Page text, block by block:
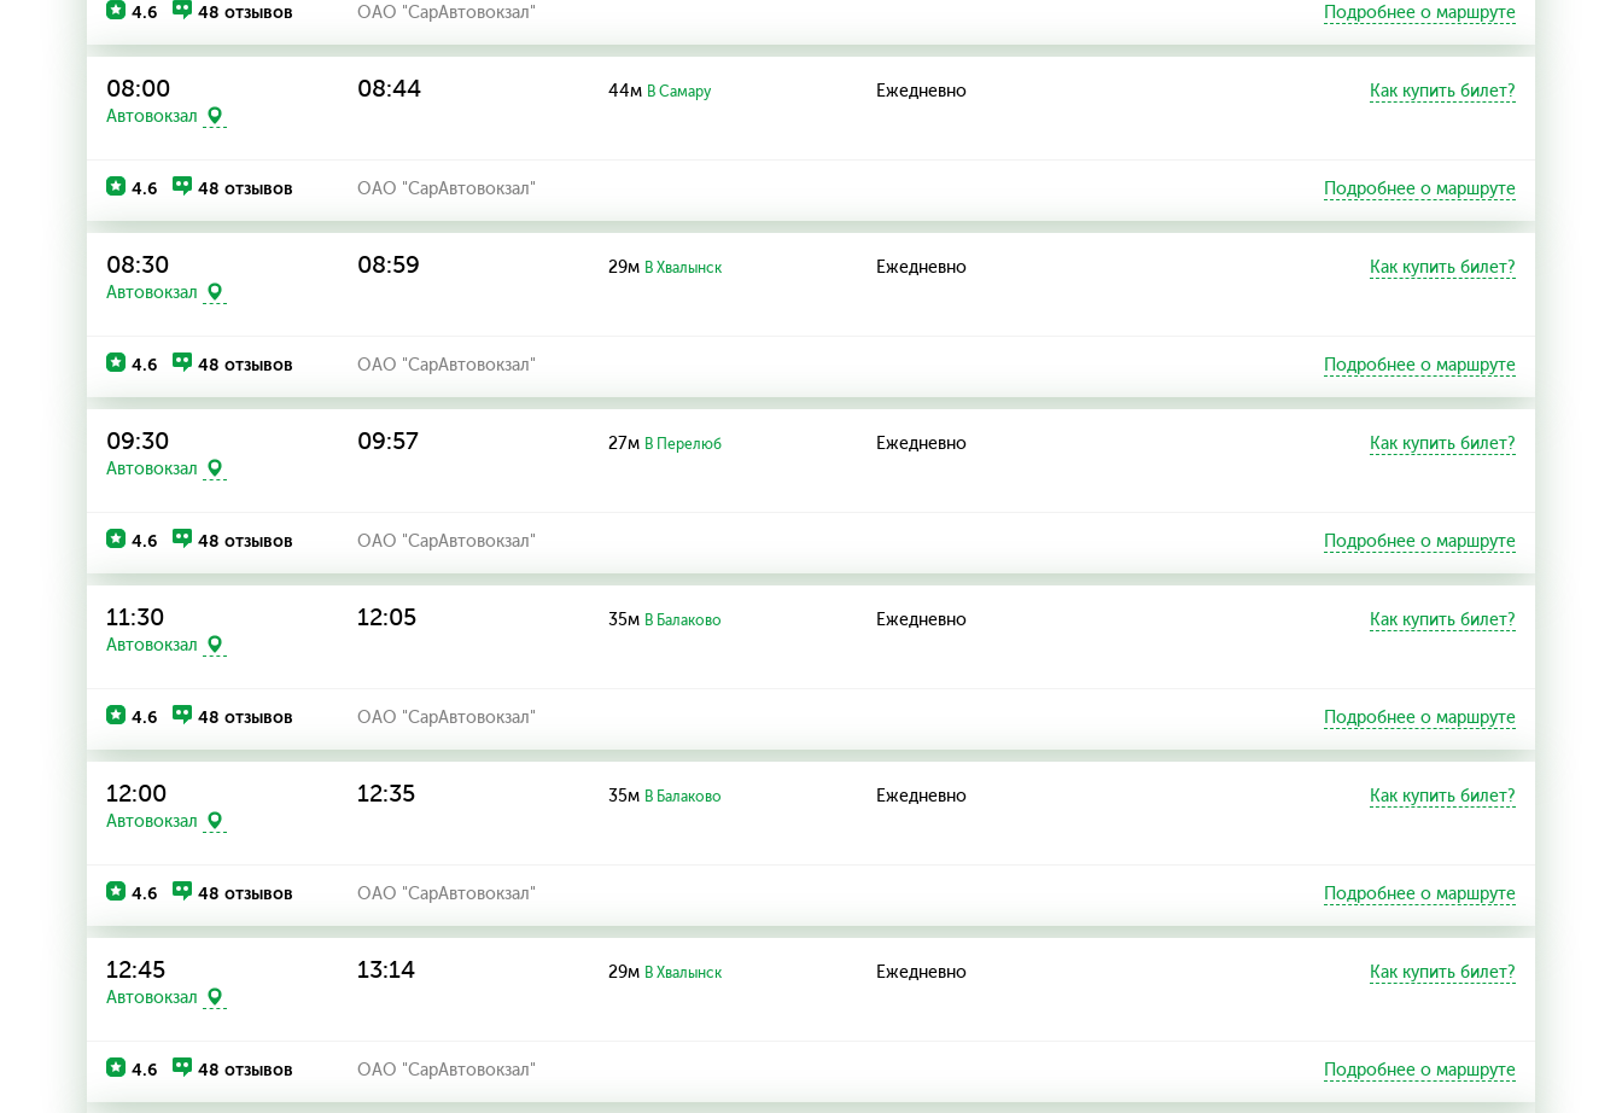
4.6 48 отзывов ОАО "СарАвтовокзал" Подробнее о маршруте
08:00
Автовокзал
08:44 44м В Самару Ежедневно Как купить билет?
4.6 48 отзывов ОАО "СарАвтовокзал" Подробнее о маршруте
08:30
Автовокзал
08:59 29м В Хвалынск Ежедневно Как купить билет?
4.6 48 отзывов ОАО "СарАвтовокзал" Подробнее о маршруте
09:30
Автовокзал
09:57 27м В Перелюб Ежедневно Как купить билет?
4.6 48 отзывов ОАО "СарАвтовокзал" Подробнее о маршруте
11:30
Автовокзал
12:05 35м В Балаково Ежедневно Как купить билет?
4.6 48 отзывов ОАО "СарАвтовокзал" Подробнее о маршруте
12:00
Автовокзал
12:35 35м В Балаково Ежедневно Как купить билет?
4.6 48 отзывов ОАО "СарАвтовокзал" Подробнее о маршруте
12:45
Автовокзал
13:14 29м В Хвалынск Ежедневно Как купить билет?
4.6 48 отзывов ОАО "СарАвтовокзал" Подробнее о маршруте